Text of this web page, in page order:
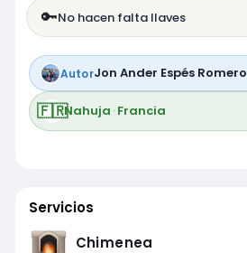
🔑No hacen falta llaves
AutorJon Ander Espés Romero
🇫🇷Nahuja ·Francia
Servicios
Chimenea